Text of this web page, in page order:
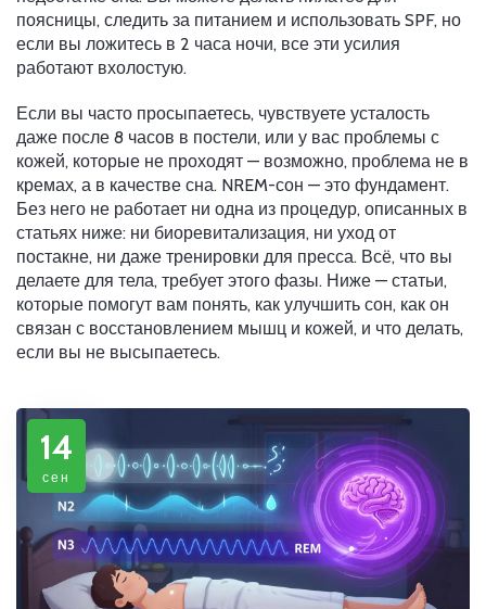
поясницы, следить за питанием и использовать SPF, но
если вы ложитесь в 2 часа ночи, все эти усилия
работают вхолостую.
Если вы часто просыпаетесь, чувствуете усталость
даже после 8 часов в постели, или у вас проблемы с
кожей, которые не проходят — возможно, проблема не в
кремах, а в качестве сна. NREM-сон — это фундамент.
Без него не работает ни одна из процедур, описанных в
статьях ниже: ни биоревитализация, ни уход от
постакне, ни даже тренировки для пресса. Всё, что вы
делаете для тела, требует этого фазы. Ниже — статьи,
которые помогут вам понять, как улучшить сон, как он
связан с восстановлением мышц и кожей, и что делать,
если вы не высыпаетесь.
14
сен